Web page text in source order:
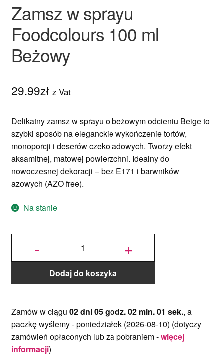
Zamsz w sprayu
Foodcolours 100 ml
Beżowy
29.99zł z Vat
Delikatny zamsz w sprayu o beżowym odcieniu Beige to
szybki sposób na eleganckie wykończenie tortów,
monoporcji i deserów czekoladowych. Tworzy efekt
aksamitnej, matowej powierzchni. Idealny do
nowoczesnej dekoracji – bez E171 i barwników
azowych (AZO free).
Na stanie
-
ilość Zamsz
100 ml
Beżowy +
Dodaj do koszyka
Zamów w ciągu 02 dni 05 godz. 02 min. 00 sek., a
paczkę wyślemy -poniedziałek (2026-08-10) (dotyczy
zamówień opłaconych lub za pobraniem -więcej
informacji)